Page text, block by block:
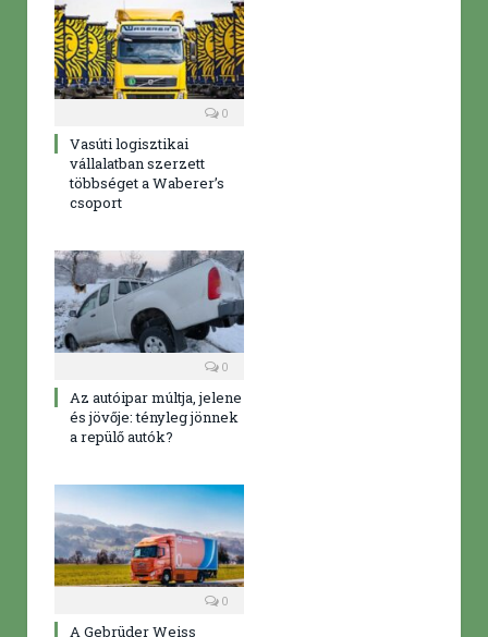
0
Vasúti logisztikai
vállalatban szerzett
többséget a Waberer’s
csoport
0
Az autóipar múltja, jelene
és jövője: tényleg jönnek
a repülő autók?
0
A Gebrüder Weiss